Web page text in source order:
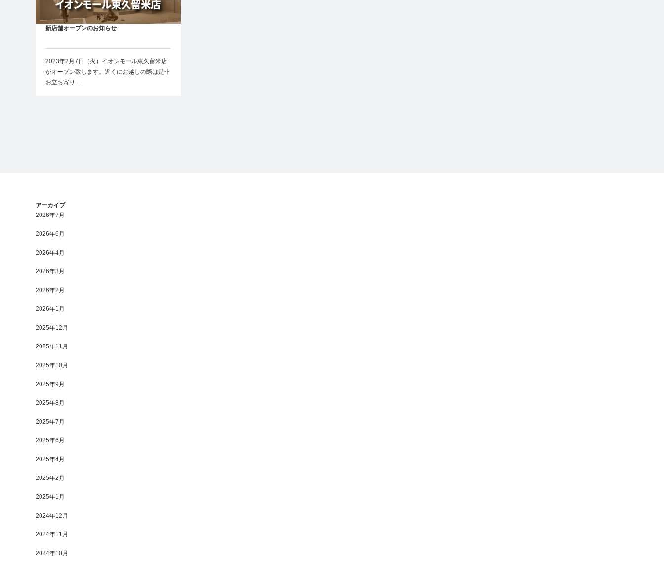
新店舗オープンのお知らせ
2023年2月7日（火）イオンモール東久留米店
がオープン致します。近くにお越しの際は是非
お立ち寄り…
アーカイブ
2026年7月
2026年6月
2026年4月
2026年3月
2026年2月
2026年1月
2025年12月
2025年11月
2025年10月
2025年9月
2025年8月
2025年7月
2025年6月
2025年4月
2025年2月
2025年1月
2024年12月
2024年11月
2024年10月